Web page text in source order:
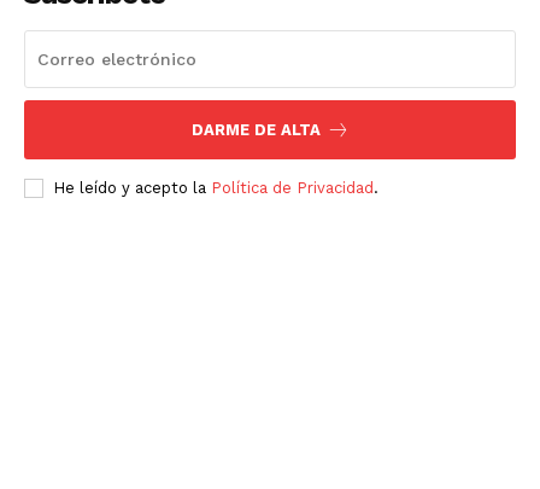
DARME DE ALTA
He leído y acepto la Política de Privacidad .